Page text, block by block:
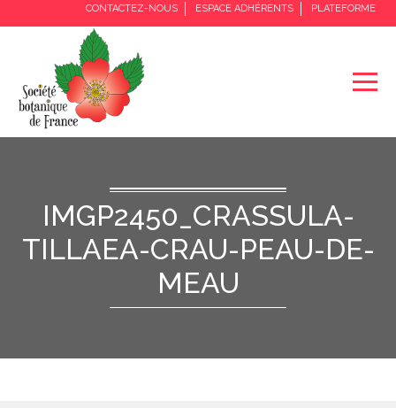
CONTACTEZ-NOUS ESPACE ADHÉRENTS PLATEFORME
IMGP2450_CRASSULA-
TILLAEA-CRAU-PEAU-DE-
MEAU